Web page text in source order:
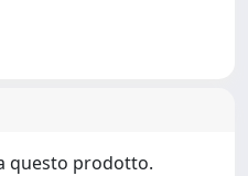
questo prodotto.